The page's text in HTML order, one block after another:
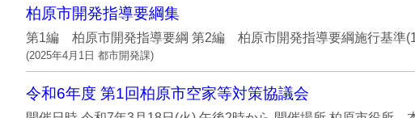
柏原市開発指導要綱集
第1編 柏原市開発指導要綱 第2編 柏原市開発指導要綱施行基
(2025年4月1日 都市開発課)
令和6年度 第1回柏原市空家等対策協議会